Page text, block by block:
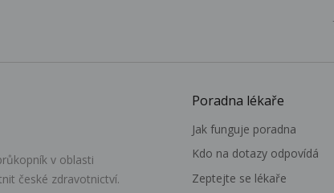
v oblasti
české zdravotnictví.
Poradna lékaře
Jak funguje poradna
Kdo na dotazy odpovídá
Zeptejte se lékaře